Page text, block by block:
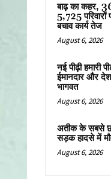
बाढ़ का कहर,
5,725
बचाव कार्य तेज
August 6, 2026
नई पीढ़ी हमारी
ईमानदार और
भागवत
August 6, 2026
अतीक के सबसे
सड़क हादसे में
August 6, 2026